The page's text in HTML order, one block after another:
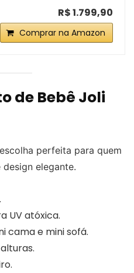
R$ 1.799,90
Comprar na Amazon
de Bebê Joli
perfeita para quem
elegante.
UV atóxica.
cama e mini sofá.